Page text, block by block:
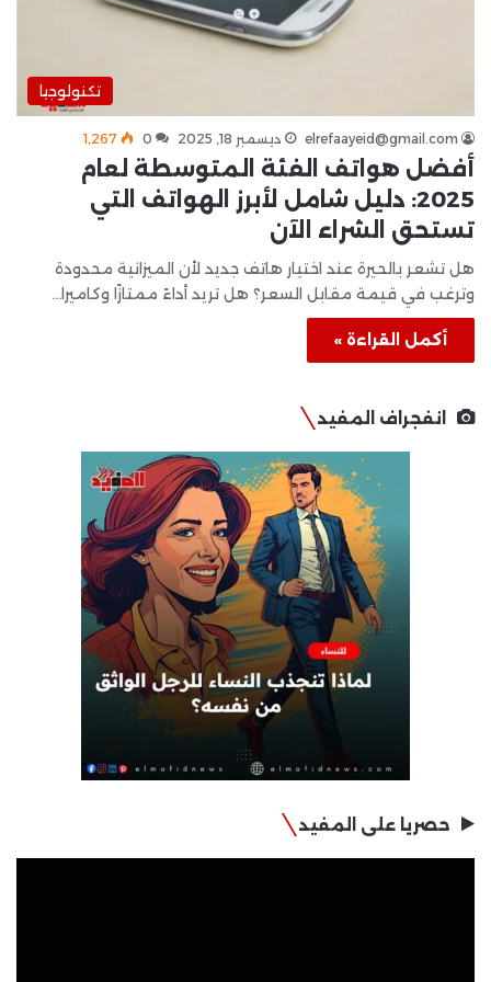
تكنولوجيا
elrefaayeid@gmail.com ديسمبر 18, 2025 0 1٬267
أفضل هواتف الفئة المتوسطة لعام
2025: دليل شامل لأبرز الهواتف التي
تستحق الشراء الآن
هل تشعر بالحيرة عند اختيار هاتف جديد لأن الميزانية محدودة
وترغب في قيمة مقابل السعر؟ هل تريد أداءً ممتازًا وكاميرا…
أكمل القراءة »
انفجراف المفيد
حصريا على المفيد